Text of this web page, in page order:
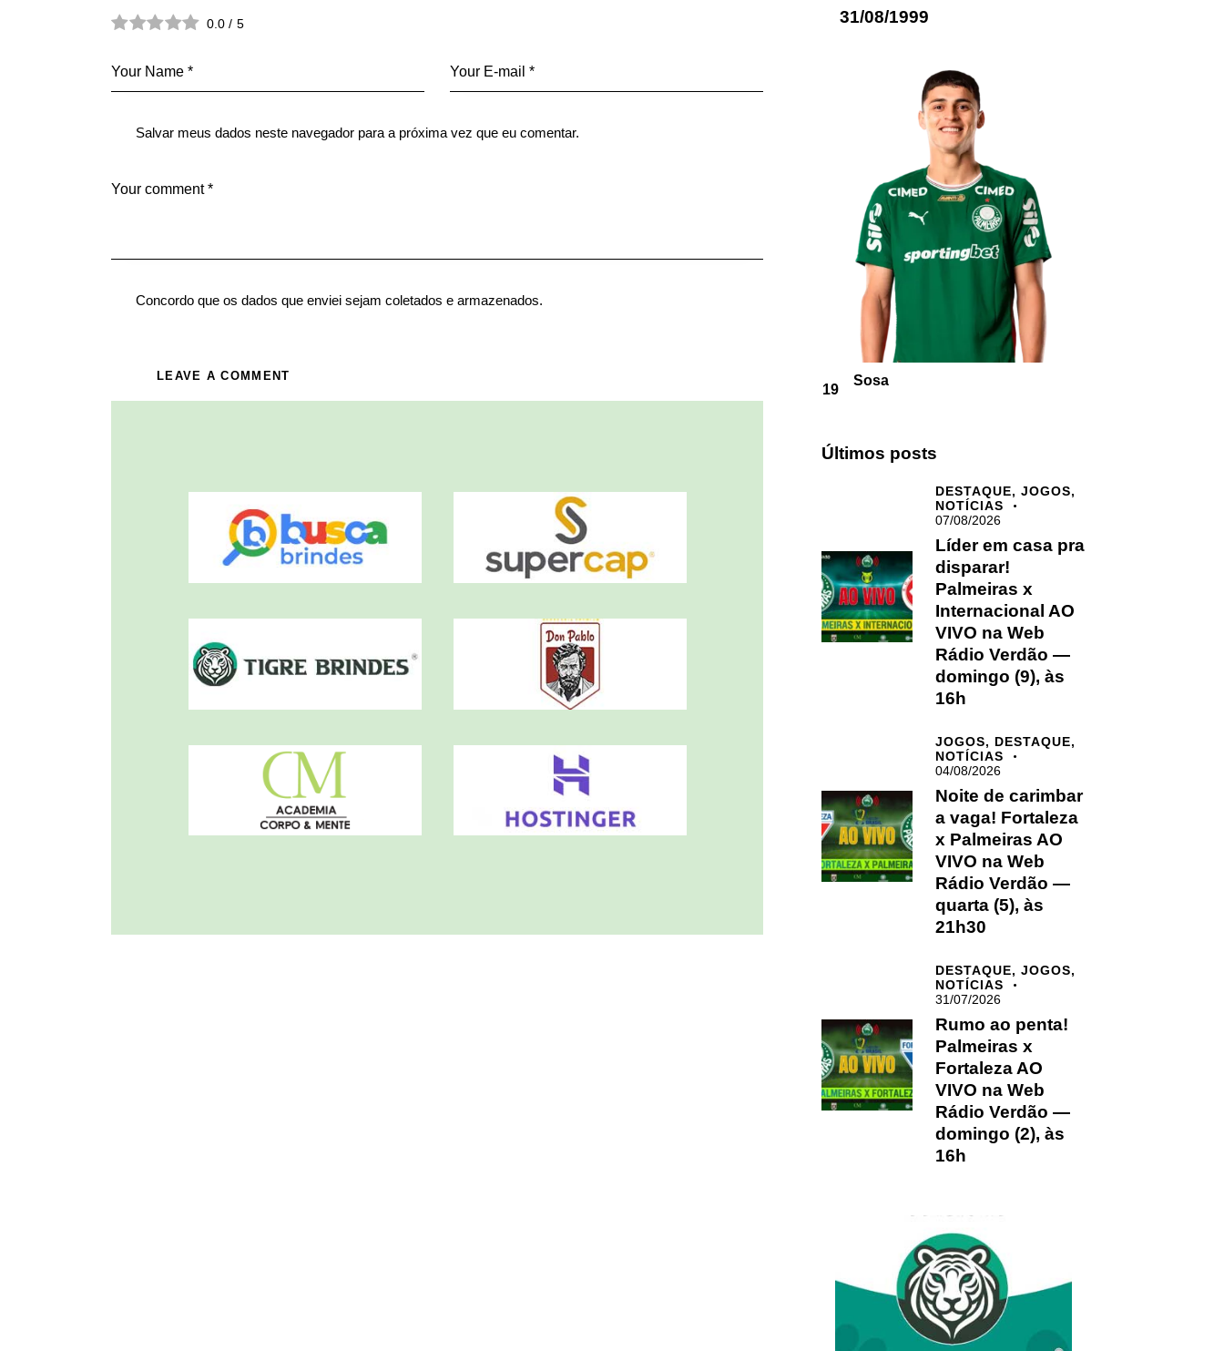
0.0 / 5
Salvar meus dados neste navegador para a próxima vez que eu comentar.
Concordo que os dados que enviei sejam coletados e armazenados.
31/08/1999
19
Sosa
Últimos posts
DESTAQUE,JOGOS,
NOTÍCIAS
07/08/2026
Líder em casa pra
disparar!
Palmeiras x
Internacional AO
VIVO na Web
Rádio Verdão —
domingo (9), às
16h
JOGOS, DESTAQUE,
NOTÍCIAS
04/08/2026
Noite de carimbar
a vaga! Fortaleza
x Palmeiras AO
VIVO na Web
Rádio Verdão —
quarta (5), às
21h30
DESTAQUE,JOGOS,
NOTÍCIAS
31/07/2026
Rumo ao penta!
Palmeiras x
Fortaleza AO
VIVO na Web
Rádio Verdão —
domingo (2), às
16h